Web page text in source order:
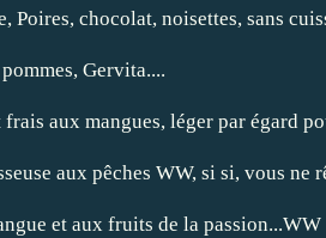
Poires, chocolat, noisettes, sans
Gervita....
frais aux mangues, léger par égard
aux pêches WW, si si, vous ne
et aux fruits de la passion...WW